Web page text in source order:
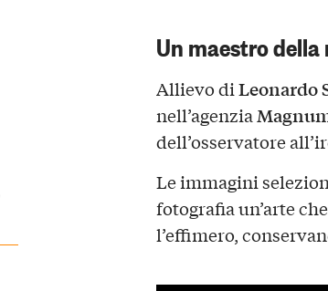
Un maestro
Allievo diLeonardo
nell’agenzia
dell’osservatore
Le immagini
fotografia un’arte
l’effimero,